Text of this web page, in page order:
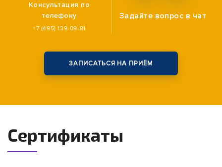
Консультация по
телефону
+7 (495) 139-09-81
Задайте вопрос в чат
ЗАПИСАТЬСЯ НА ПРИЁМ
Сертификаты